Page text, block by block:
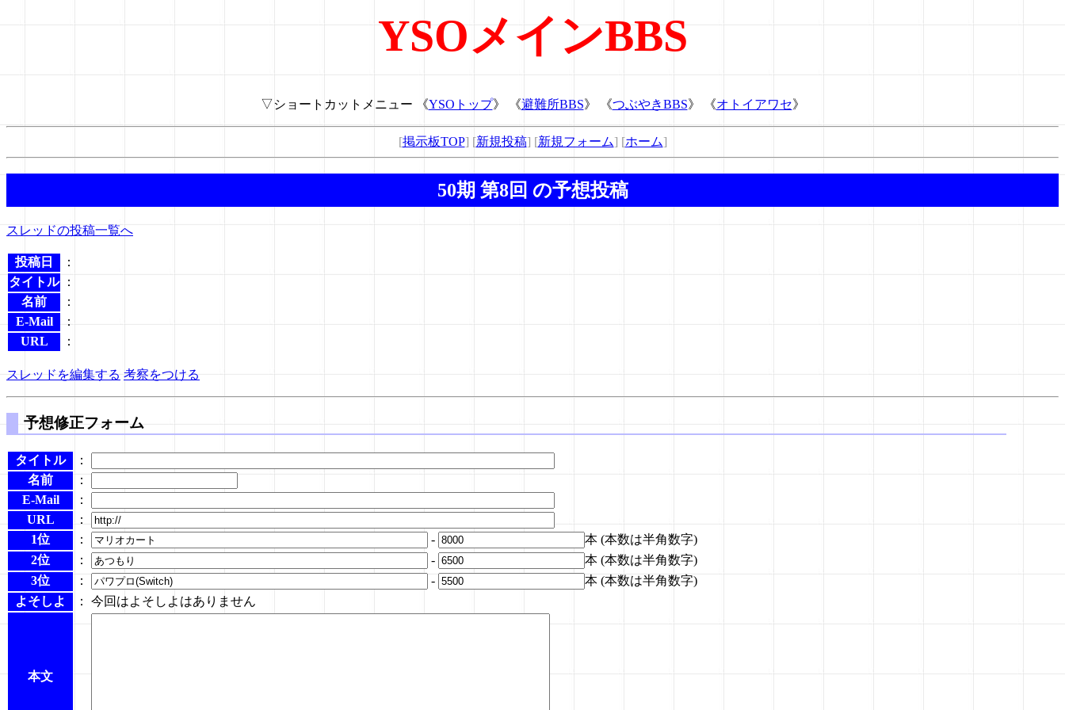
YSOメインBBS
▽ショートカットメニュー 《YSOトップ》 《避難所BBS》 《つぶやきBBS》 《オトイアワセ》
[掲示板TOP] [新規投稿] [新規フォーム] [ホーム]
50期 第8回 の予想投稿
スレッドの投稿一覧へ
投稿日
：
タイトル
：
名前
：
E-Mail
：
URL
：
スレッドを編集する 考察をつける
予想修正フォーム
タイトル
：
名前
：
E-Mail
：
URL
：
1位
： -
本 (本数は半角数字)
2位
： -
本 (本数は半角数字)
3位
： -
本 (本数は半角数字)
よそしよ
： 今回はよそしよはありません
本文